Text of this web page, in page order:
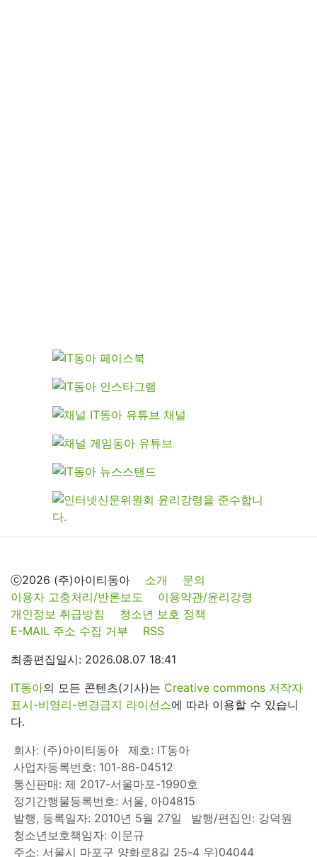
ⓒ2026 (주)아이티동아 소개
문의
이용자 고충처리/반론보도
이용약관/윤리강령
개인정보 취급방침
청소년 보호 정책
E-MAIL 주소 수집 거부
RSS
최종편집일시: 2026.08.07 18:41
IT동아의 모든 콘텐츠(기사)는 Creative commons 저작자
표시-비영리-변경금지 라이선스에 따라 이용할 수 있습니
다.
회사: (주)아이티동아
제호: IT동아
사업자등록번호: 101-86-04512
통신판매: 제 2017-서울마포-1990호
정기간행물등록번호: 서울, 아04815
발행, 등록일자: 2010년 5월 27일
발행/편집인: 강덕원
청소년보호책임자: 이문규
주소: 서울시 마포구 양화로8길 25-4 우)04044